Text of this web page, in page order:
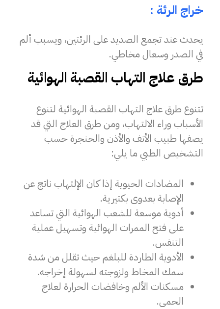
خراج الرئة :
يحدث عند تجمع الصديد على الرئتين، ويسبب ألم
في الصدر وسعال مخاطي.
طرق علاج التهاب القصبة الهوائية
تتنوع طرق علاج التهاب القصبة الهوائية لتنوع
الأسباب وراء الالتهاب، ومن طرق العلاج التي قد
يصفها طبيب الأنف والأذن والحنجرة حسب
التشخيص الطبي ما يلي:
المضادات الحيوية إذا كان الإلتهاب ناتج عن
الإصابة بعدوى بكتيرية.
أدوية موسعة للشعب الهوائية التي تساعد
على فتح الممرات الهوائية وتسهيل عملية
التنفس.
الأدوية الطاردة للبلغم حيث تقلل من شدة
سمك المخاط ولزوجته لسهولة إخراجه.
مسكنات الألم وخافضات الحرارة لعلاج
الحمى.